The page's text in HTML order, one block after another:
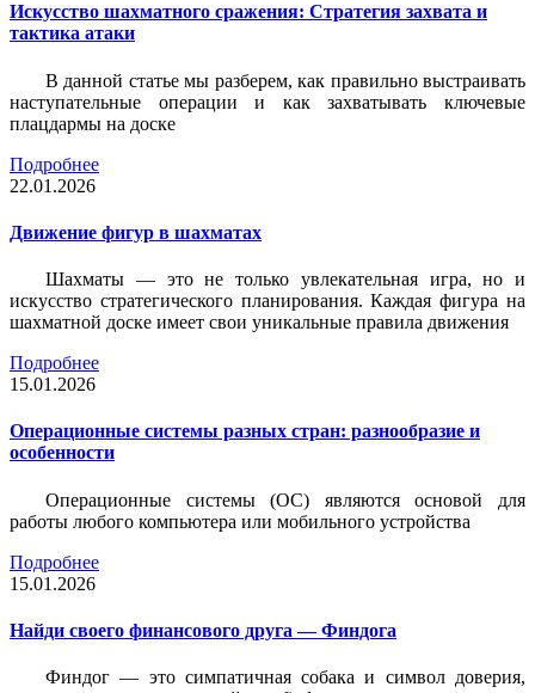
Искусство шахматного сражения: Стратегия захвата и
тактика атаки
В данной статье мы разберем, как правильно выстраивать
наступательные операции и как захватывать ключевые
плацдармы на доске
Подробнее
22.01.2026
Движение фигур в шахматах
Шахматы — это не только увлекательная игра, но и
искусство стратегического планирования. Каждая фигура на
шахматной доске имеет свои уникальные правила движения
Подробнее
15.01.2026
Операционные системы разных стран: разнообразие и
особенности
Операционные системы (ОС) являются основой для
работы любого компьютера или мобильного устройства
Подробнее
15.01.2026
Найди своего финансового друга — Финдога
Финдог — это симпатичная собака и символ доверия,